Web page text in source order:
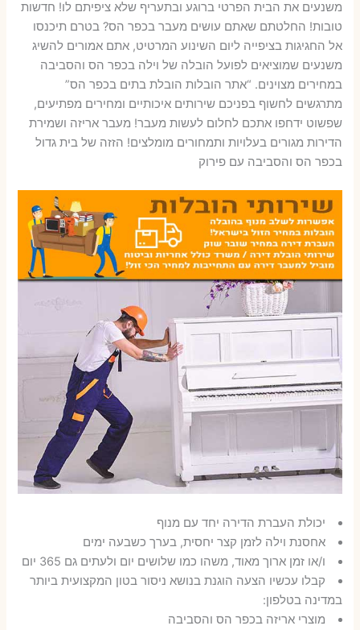
משנעים את הבית הפרטי ברוגע ובתעריף שלא ציפיתם לו! חדשות
טובות! החלטתם שאתם עושים מעבר בכפר הס? בטרם תיכנסו
אל החגיגות בציפייה ליום השינוע המרטיט, אתם אמורים להשיג
משנעים שמוציאים לפועל הובלה של וילה בכפר הס והסביבה
במחירים מצוינים. “אתר הובלות הובלת בתים בכפר הס”
מתרגשים לחשוף בפניכם שירותים איכותיים ומחירים מפתיעים,
שפשוט ידחפו אתכם לחלום לעשות מעבר! מעבר אריזה ושמירת
הדירות מגורים בעלויות ותמחורים מומלצים! הזזה של בית גדול
בכפר הס והסביבה עם פירוק
יכולת העברת הדירה יחד עם מנוף
אחסנת וילה לזמן קצר יחסית, בערך כשבעה ימים
ו/או זמן ארוך מאוד, משהו כמו שלושים יום ולעתים גם 365 יום
קבלו עכשיו הצעה הוגנת בנושא ניסור בטון המקצועית ביותר
במדינה בטלפון:
מוצרי אריזה בכפר הס והסביבה